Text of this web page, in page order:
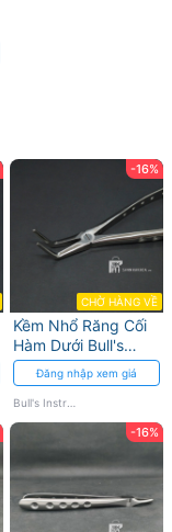
-16%
CHỜ HÀNG VỀ
Kềm Nhổ Răng Cối
Hàm Dưới Bull's
Instrumed Thép
Không Gỉ
Đăng nhập xem giá
Bull's Instrumed
-16%